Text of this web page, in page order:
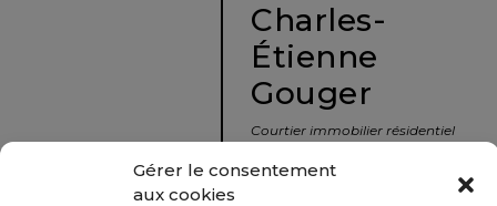
Gérer le consentement
aux cookies
immobilier
Charles-
Étienne
Gouger
Courtier immobilier résidentiel